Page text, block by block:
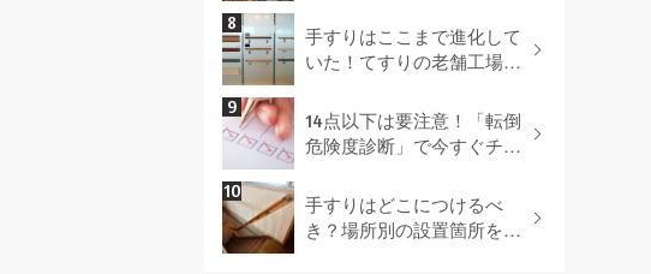
手すりはここまで進化して
いた！てすりの老舗工場を
14点以下は要注意！「転倒
危険度診断」で今すぐチェ
手すりはどこにつけるべ
き？場所別の設置箇所を網